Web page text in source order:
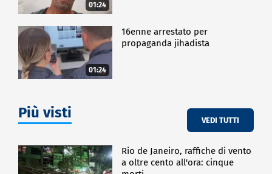
01:24
01:24
16enne arrestato per
propaganda jihadista
Più visti VEDI TUTTI
Rio de Janeiro, raffiche di vento
a oltre cento all'ora: cinque